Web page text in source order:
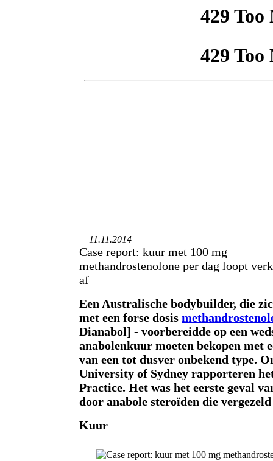
11.11.2014
Case report: kuur met 100 mg
methandrostenolone per dag loopt
af
Een Australische bodybuilder, die
met een forse dosis
Dianabol] - voorbereidde op een
anabolenkuur moeten bekopen met
van een tot dusver onbekend type.
University of Sydney rapporteren
Practice. Het was het eerste geval
door anabole steroïden die
Kuur